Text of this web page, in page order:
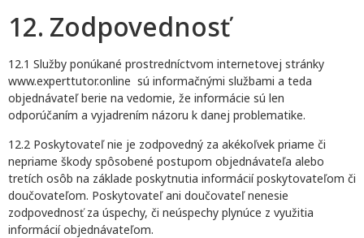
12. Zodpovednosť
12.1 Služby ponúkané prostredníctvom internetovej stránky
www.experttutor.online sú informačnými službami a teda
objednávateľ berie na vedomie, že informácie sú len
odporúčaním a vyjadrením názoru k danej problematike.
12.2 Poskytovateľ nie je zodpovedný za akékoľvek priame či
nepriame škody spôsobené postupom objednávateľa alebo
tretích osôb na základe poskytnutia informácií poskytovateľom či
doučovateľom. Poskytovateľ ani doučovateľ nenesie
zodpovednosť za úspechy, či neúspechy plynúce z využitia
informácií objednávateľom.